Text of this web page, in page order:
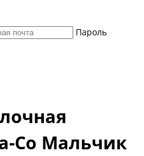
Пароль
Co Мальчик